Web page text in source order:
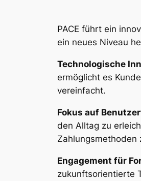
PACE führt ein
ein neues Niveau
Technologische
ermöglicht es
vereinfacht.
Fokus auf
den Alltag zu
Zahlungsmethoden
Engagement für
zukunftsorientierte